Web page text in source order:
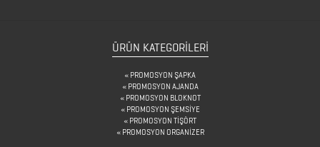
ÜRÜN KATEGORILERI
PROMOSYON ŞAPKA
PROMOSYON AJANDA
PROMOSYON BLOKNOT
PROMOSYON ŞEMSİYE
PROMOSYON TİŞÖRT
PROMOSYON ORGANİZER